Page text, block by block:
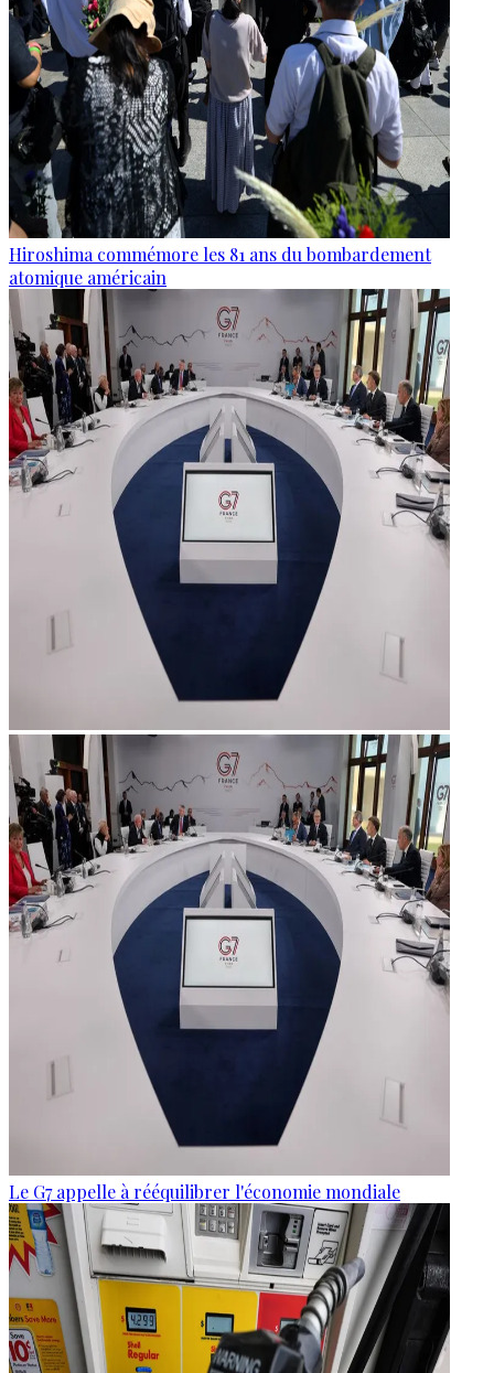
Hiroshima commémore les 81 ans du bombardement
atomique américain
Le G7 appelle à rééquilibrer l'économie mondiale